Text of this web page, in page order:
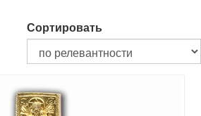
Сортировать